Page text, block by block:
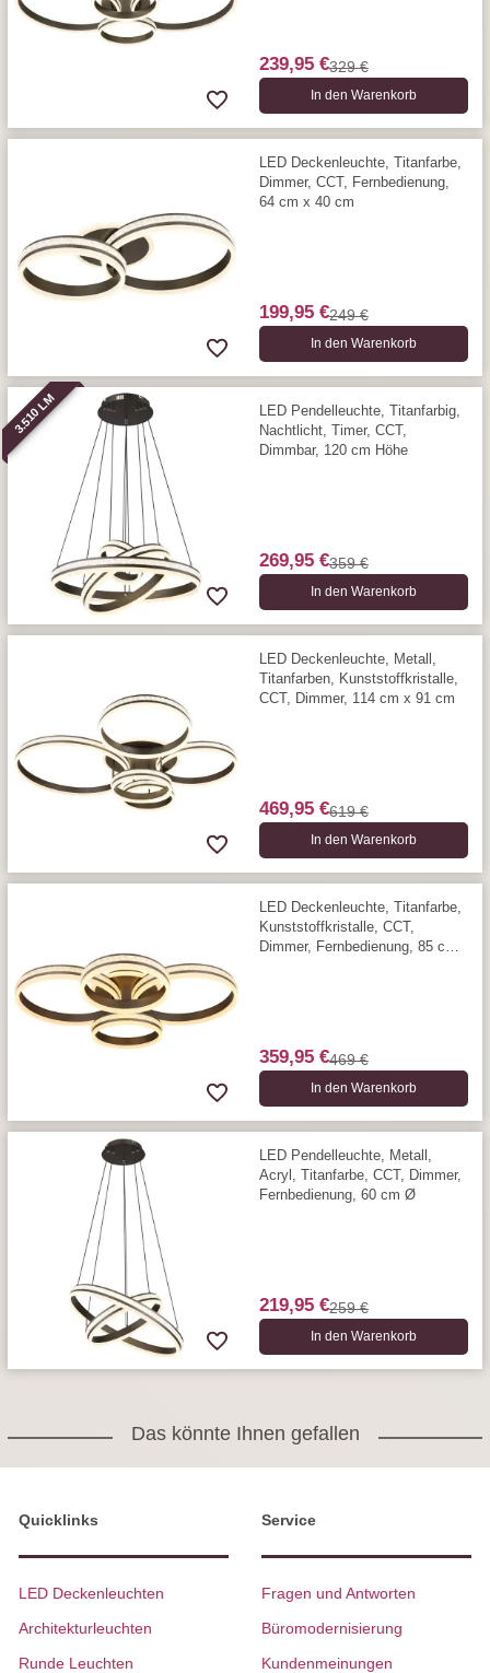
239,95 €329 €
In den Warenkorb
LED Deckenleuchte, Titanfarbe,
Dimmer, CCT, Fernbedienung,
64 cm x 40 cm
199,95 €249 €
In den Warenkorb
3.510 LM
LED Pendelleuchte, Titanfarbig,
Nachtlicht, Timer, CCT,
Dimmbar, 120 cm Höhe
269,95 €359 €
In den Warenkorb
LED Deckenleuchte, Metall,
Titanfarben, Kunststoffkristalle,
CCT, Dimmer, 114 cm x 91 cm
469,95 €619 €
In den Warenkorb
LED Deckenleuchte, Titanfarbe,
Kunststoffkristalle, CCT,
Dimmer, Fernbedienung, 85 cm
359,95 €469 €
In den Warenkorb
LED Pendelleuchte, Metall,
Acryl, Titanfarbe, CCT, Dimmer,
Fernbedienung, 60 cm Ø
219,95 €259 €
In den Warenkorb
Das könnte Ihnen gefallen
Quicklinks
LED Deckenleuchten
Architekturleuchten
Runde Leuchten
Service
Fragen und Antworten
Büromodernisierung
Kundenmeinungen